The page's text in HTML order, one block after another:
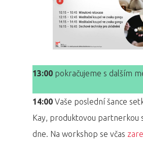
13:00 pokračujeme s dalším
14:00 Vaše poslední šance
Kay, produktovou partnerkou
dne. Na workshop se včas